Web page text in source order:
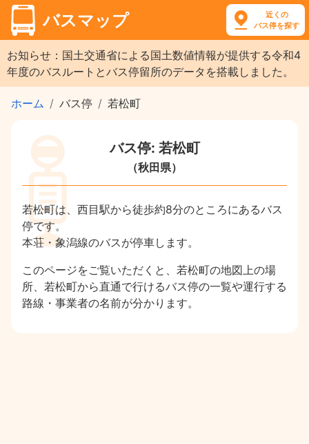
バスマップ
近くの
バス停を探す
お知らせ：国土交通省による国土数値情報が提供する令和4
年度のバスルートとバス停留所のデータを搭載しました。
ホーム バス停 若松町
バス停: 若松町
（秋田県）
若松町は、西目駅から徒歩約8分のところにあるバス
停です。
本荘・象潟線のバスが停車します。
このページをご覧いただくと、若松町の地図上の場
所、若松町から直通で行けるバス停の一覧や運行する
路線・事業者の名前が分かります。